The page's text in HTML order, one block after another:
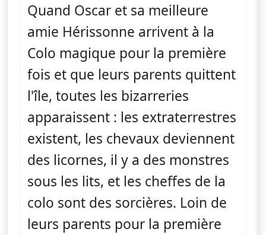
Quand Oscar et sa meilleure
amie Hérissonne arrivent à la
Colo magique pour la première
fois et que leurs parents quittent
l'île, toutes les bizarreries
apparaissent : les extraterrestres
existent, les chevaux deviennent
des licornes, il y a des monstres
sous les lits, et les cheffes de la
colo sont des sorcières. Loin de
leurs parents pour la première